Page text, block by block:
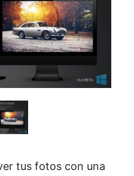
tus fotos con una